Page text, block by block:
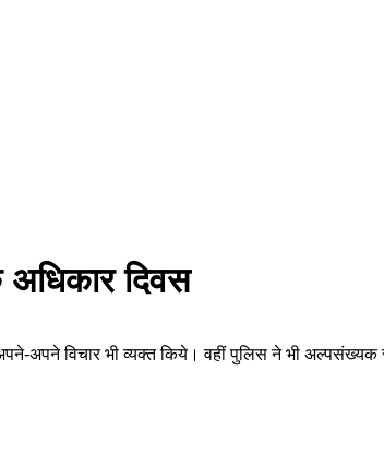
दिवस
अपने विचार भी व्यक्त किये। वहीं पुलिस ने भी